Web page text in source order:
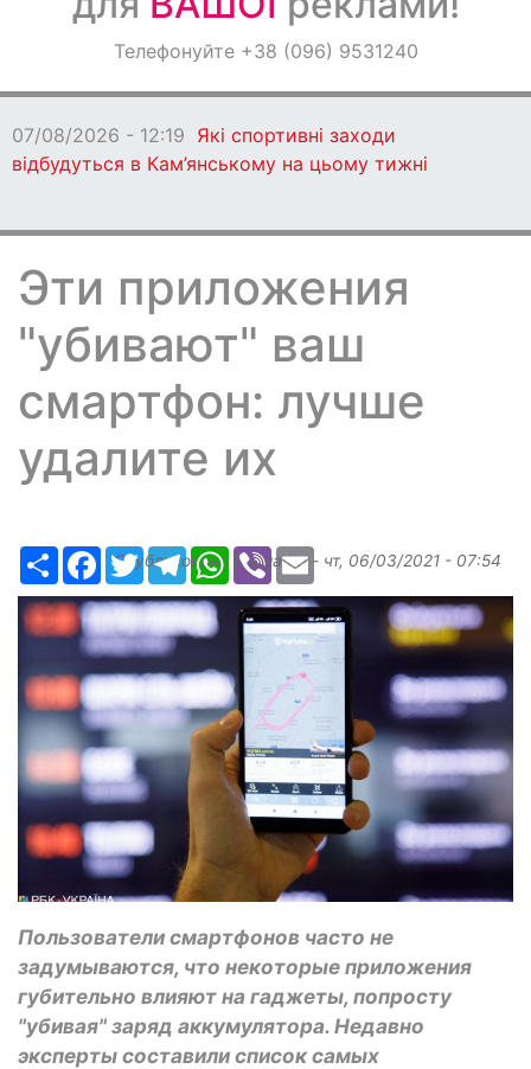
ОголошенняТелефонуйте +38 (096) 9531240
07/08/2026 - 12:19 Які спортивні заходи
відбудуться в Кам’янському на цьому тижні
Эти приложения
"убивают" ваш
смартфон: лучше
удалите их
РесурсFacebook
TwitterTelegramWhatsApp
ViberEmail
Опубликовано Margarita- чт, 06/03/2021 - 07:54
Пользователи смартфонов часто не
задумываются, что некоторые приложения
губительно влияют на гаджеты, попросту
"убивая" заряд аккумулятора. Недавно
эксперты составили список самых